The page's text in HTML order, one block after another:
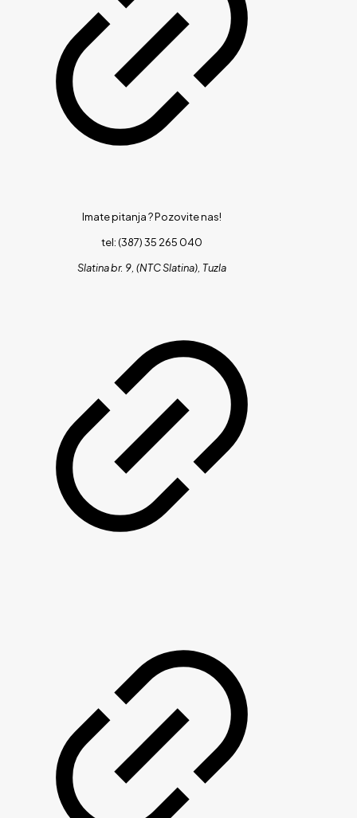
Imate pitanja ?Pozovite nas!
tel: (387) 35 265 040
Slatina br. 9, (NTC Slatina), Tuzla